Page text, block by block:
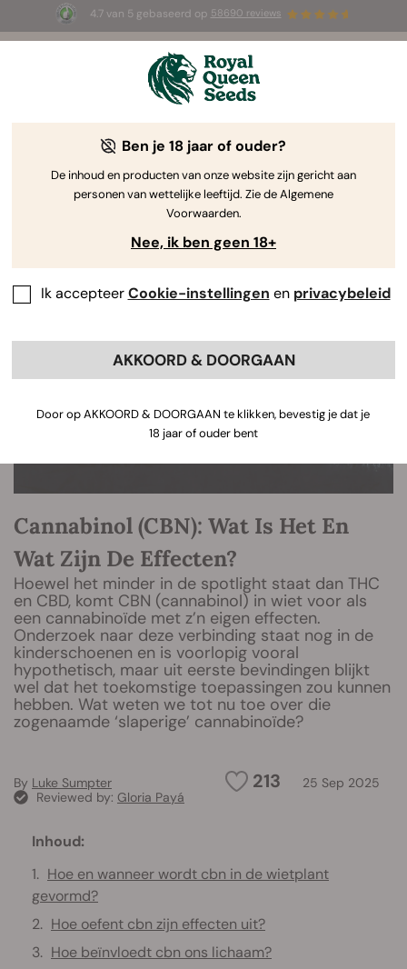
4.7 van 5 gebaseerd op 58690 reviews
☀️ Summer Sales: tot wel 50% korting
op geselecteerde producten! ⏤
The RQS Blog
Cannabis Lifestyle Blogs
Cannabinol (CBN): Wat Is Het En
Wat Zijn De Effecten?
Hoewel het minder in de spotlight staat dan THC
en CBD, komt CBN (cannabinol) in wiet voor als
een cannabinoïde met z’n eigen effecten.
Onderzoek naar deze verbinding staat nog in de
kinderschoenen en is voorlopig vooral
hypothetisch, maar uit eerste bevindingen blijkt
wel dat het toekomstige toepassingen zou kunnen
hebben. Wat weten we tot nu toe over die
zogenaamde ‘slaperige’ cannabinoïde?
213 25 Sep 2025
By Luke Sumpter
Reviewed by: Gloria Payá
Inhoud:
Hoe en wanneer wordt cbn in de wietplant
gevormd?
Hoe oefent cbn zijn effecten uit?
Hoe beïnvloedt cbn ons lichaam?
Ben je 18 jaar of ouder?
De inhoud en producten van onze website zijn gericht aan
personen van wettelijke leeftijd. Zie de Algemene
Voorwaarden.
Nee, ik ben geen 18+
Ik accepteerCookie-instellingen en privacybeleid
AKKOORD & DOORGAAN
Door op AKKOORD & DOORGAAN te klikken, bevestig je dat je
18 jaar of ouder bent